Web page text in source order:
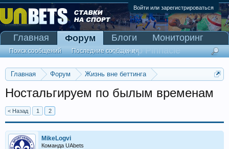
Войти или зарегистрироваться
Главная Форум
Жизнь вне беттинга
Ностальгируем по былым временам
< Назад 1 2
MikeLogvi
Команда UAbets
Главная Форум
Поиск сообщений Последние сообщения
Блоги
Мониторинг
Сканер Pinnacle